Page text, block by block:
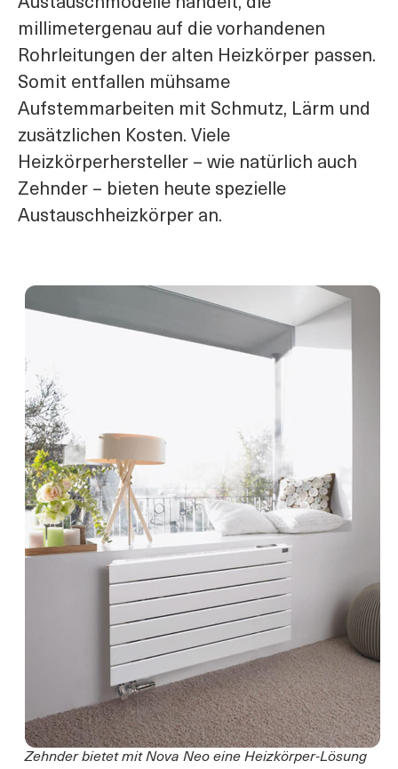
millimetergenau auf die vorhandenen
Rohrleitungen der alten Heizkörper passen.
Somit entfallen mühsame
Aufstemmarbeiten mit Schmutz, Lärm und
zusätzlichen Kosten. Viele
Heizkörperhersteller – wie natürlich auch
Zehnder – bieten heute spezielle
Austauschheizkörper an.
Zehnder bietet mit Nova Neo eine Heizkörper-Lösung